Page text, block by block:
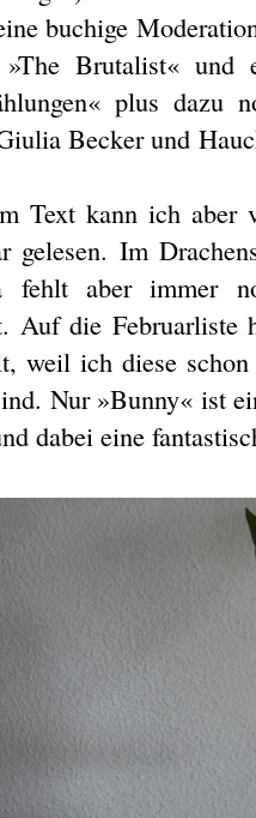
buchige
Brutalist« und
plus
Becker und
Text kann ich aber
gelesen. Im
fehlt aber immer
Auf die
weil ich diese
Nur »Bunny« ist
dabei eine